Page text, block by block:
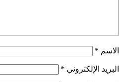
الاسم *
البريد الإلكتروني *